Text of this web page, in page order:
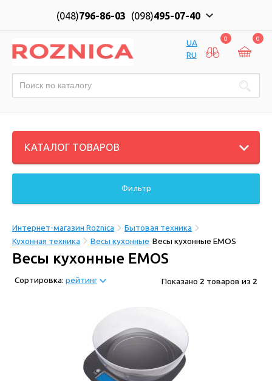
(048)796-86-03 (098)495-07-40
UA
RU
0 0
КАТАЛОГ ТОВАРОВ
Фильтр
Интернет-магазин Roznica
Бытовая техника
Кухонная техника
Весы кухонные Весы кухонные EMOS
Весы кухонные EMOS
Сортировка: рейтинг Показано 2 товаров из 2